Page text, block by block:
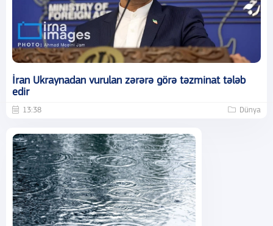
İran Ukraynadan vurulan zərərə görə təzminat tələb
edir
13:38 Dünya